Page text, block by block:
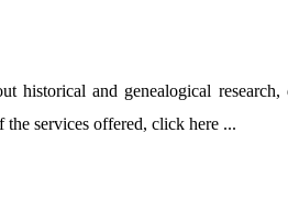
historical and genealogical
services offered, click here ...